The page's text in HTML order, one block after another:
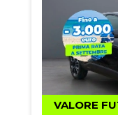
VALORE